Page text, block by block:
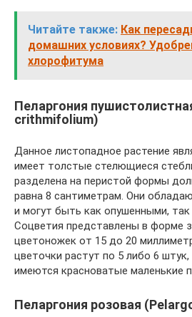
Читайте также: Как
домашних условиях?
хлорофитума
Пеларгония
crithmifolium)
Данное листопадное растение
имеет толстые стелющиеся
разделена на перистой формы
равна 8 сантиметрам. Они
и могут быть как опушенными, так
Соцветия представлены в форме
цветоножек от 15 до 20
цветочки растут по 5 либо 6 штук,
имеются красноватые маленькие
Пеларгония розовая